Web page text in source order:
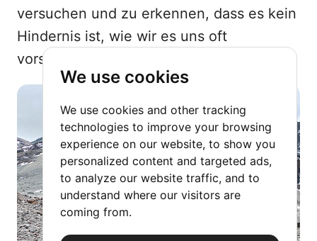
We use cookies
We use cookies and other tracking
technologies to improve your browsing
experience on our website, to show you
personalized content and targeted ads,
to analyze our website traffic, and to
understand where our visitors are
coming from.
versuchen und zu erkennen, dass es kein
Hindernis ist, wie wir es uns oft
vorstellen.